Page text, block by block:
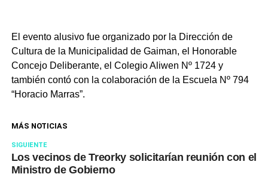
El evento alusivo fue organizado por la Dirección de
Cultura de la Municipalidad de Gaiman, el Honorable
Concejo Deliberante, el Colegio Aliwen Nº 1724 y
también contó con la colaboración de la Escuela Nº 794
“Horacio Marras”.
MÁS NOTICIAS
SIGUIENTE
Los vecinos de Treorky solicitarían reunión con el
Ministro de Gobierno